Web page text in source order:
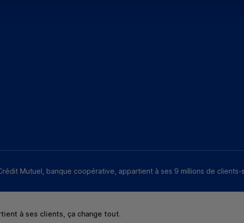
Mutuel, banque coopérative, appartient à ses 9 millions de clients-
à ses clients, ça change tout.